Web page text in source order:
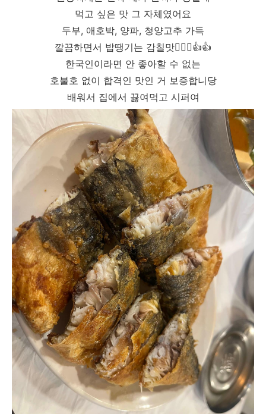
먹고 싶은 맛 그 자체였어요
두부, 애호박, 양파, 청양고추 가득
깔끔하면서 밥땡기는 감칠맛🙆🏻‍♀️👍👍
한국인이라면 안 좋아할 수 없는
호불호 없이 합격인 맛인 거 보증합니당
배워서 집에서 끓여먹고 시퍼여